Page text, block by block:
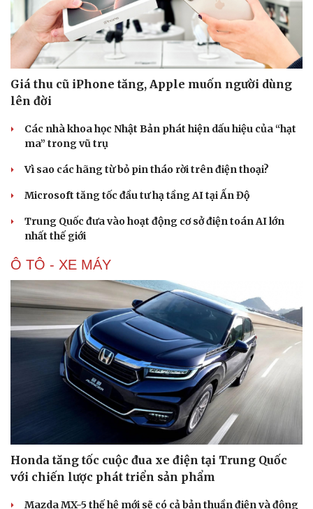
Giá thu cũ iPhone tăng, Apple muốn người dùng
lên đời
Các nhà khoa học Nhật Bản phát hiện dấu hiệu của “hạt
ma” trong vũ trụ
Vì sao các hãng từ bỏ pin tháo rời trên điện thoại?
Microsoft tăng tốc đầu tư hạ tầng AI tại Ấn Độ
Trung Quốc đưa vào hoạt động cơ sở điện toán AI lớn
nhất thế giới
Ô TÔ - XE MÁY
Honda tăng tốc cuộc đua xe điện tại Trung Quốc
với chiến lược phát triển sản phẩm
Mazda MX-5 thế hệ mới sẽ có cả bản thuần điện và động